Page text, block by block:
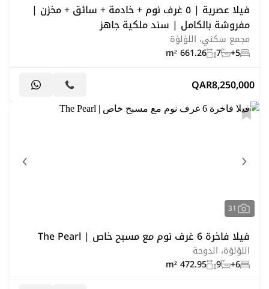
فيلا عصرية | ٥ غرف نوم + خادمة + سائق + مخزن |
مفروشة بالكامل | سند ملكية جاهز
مجمع سكني، اللؤلؤة
5+
7
661.26 m²
8,250,000
QAR
31
فيلا فاخرة 6 غرف نوم مع مسبح خاص | The Pearl
اللؤلؤة، الدوحة
6+
9
472.95 m²